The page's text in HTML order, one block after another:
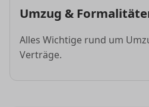
Umzug &
Alles Wichtige rund um
Verträge.